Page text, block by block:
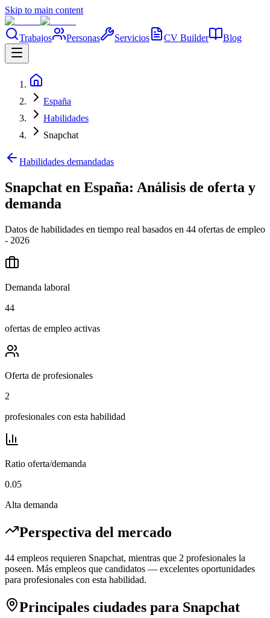
Skip to main content
Trabajos Personas Servicios CV Builder Blog
España
Habilidades
Snapchat
Habilidades demandadas
Snapchat en España: Análisis de oferta y
demanda
Datos de habilidades en tiempo real basados en 44 ofertas de empleo
- 2026
Demanda laboral
44
ofertas de empleo activas
Oferta de profesionales
2
profesionales con esta habilidad
Ratio oferta/demanda
0.05
Alta demanda
Perspectiva del mercado
44 empleos requieren Snapchat, mientras que 2 profesionales la
poseen. Más empleos que candidatos — excelentes oportunidades
para profesionales con esta habilidad.
Principales ciudades para Snapchat